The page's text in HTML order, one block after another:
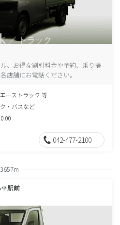
、お得な割引料金や予約、乗り捨
店舗にお電話ください。
ーストラック 等
・バスなど
042-477-2100
3657m
駅前